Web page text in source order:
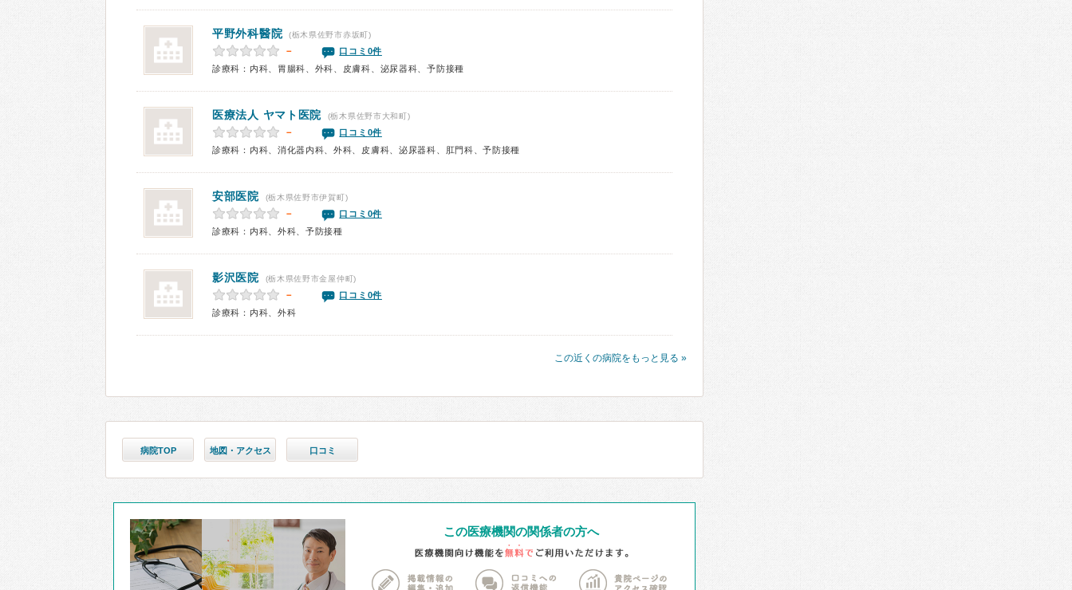
平野外科醫院 (栃木県佐野市赤坂町)
－
口コミ0件
診療科：内科、胃腸科、外科、皮膚科、泌尿器科、予防接種
医療法人 ヤマト医院 (栃木県佐野市大和町)
－
口コミ0件
診療科：内科、消化器内科、外科、皮膚科、泌尿器科、肛門科、予防接種
安部医院 (栃木県佐野市伊賀町)
－
口コミ0件
診療科：内科、外科、予防接種
影沢医院 (栃木県佐野市金屋仲町)
－
口コミ0件
診療科：内科、外科
この近くの病院をもっと見る »
病院TOP 地図・アクセス 口コミ
この医療機関の関係者の方へ